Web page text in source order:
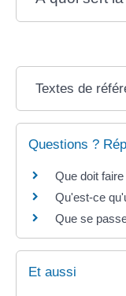
Textes de
Questions ?
Que doit
Qu'est-ce
Que se
Et aussi